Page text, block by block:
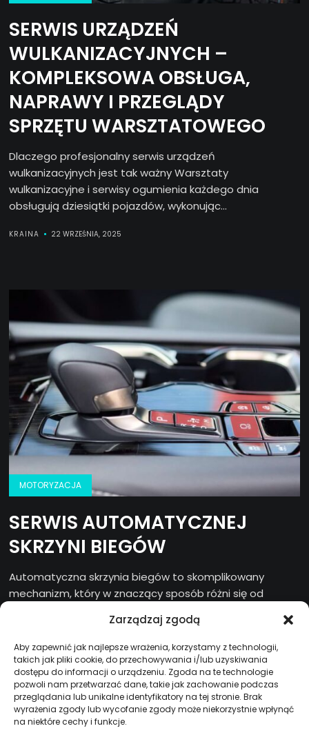
Zarządzaj zgodą
Aby zapewnić jak najlepsze wrażenia, korzystamy z technologii,
takich jak pliki cookie, do przechowywania i/lub uzyskiwania
dostępu do informacji o urządzeniu. Zgoda na te technologie
pozwoli nam przetwarzać dane, takie jak zachowanie podczas
przeglądania lub unikalne identyfikatory na tej stronie. Brak
wyrażenia zgody lub wycofanie zgody może niekorzystnie wpłynąć
na niektóre cechy i funkcje.
SERWIS URZĄDZEŃ
WULKANIZACYJNYCH –
KOMPLEKSOWA OBSŁUGA,
NAPRAWY I PRZEGLĄDY
SPRZĘTU WARSZTATOWEGO
Dlaczego profesjonalny serwis urządzeń
wulkanizacyjnych jest tak ważny Warsztaty
wulkanizacyjne i serwisy ogumienia każdego dnia
obsługują dziesiątki pojazdów, wykonując...
KRAINA 22 WRZEŚNIA, 2025
MOTORYZACJA
SERWIS AUTOMATYCZNEJ
SKRZYNI BIEGÓW
Automatyczna skrzynia biegów to skomplikowany
mechanizm, który w znaczący sposób różni się od